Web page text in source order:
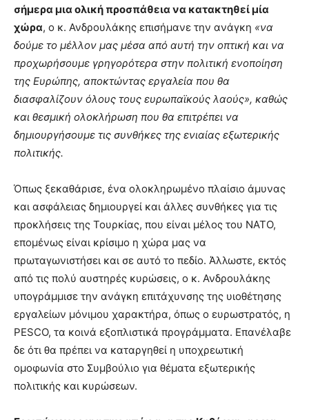
σήμερα μια ολική προσπάθεια να κατακτηθεί μία
χώρα, ο κ. Ανδρουλάκης επισήμανε την ανάγκη «να
δούμε το μέλλον μας μέσα από αυτή την οπτική και να
προχωρήσουμε γρηγορότερα στην πολιτική ενοποίηση
της Ευρώπης, αποκτώντας εργαλεία που θα
διασφαλίζουν όλους τους ευρωπαϊκούς λαούς», καθώς
και θεσμική ολοκλήρωση που θα επιτρέπει να
δημιουργήσουμε τις συνθήκες της ενιαίας εξωτερικής
πολιτικής.
Όπως ξεκαθάρισε, ένα ολοκληρωμένο πλαίσιο άμυνας
και ασφάλειας δημιουργεί και άλλες συνθήκες για τις
προκλήσεις της Τουρκίας, που είναι μέλος του ΝΑΤΟ,
επομένως είναι κρίσιμο η χώρα μας να
πρωταγωνιστήσει και σε αυτό το πεδίο. Άλλωστε, εκτός
από τις πολύ αυστηρές κυρώσεις, ο κ. Ανδρουλάκης
υπογράμμισε την ανάγκη επιτάχυνσης της υιοθέτησης
εργαλείων μόνιμου χαρακτήρα, όπως ο ευρωστρατός, η
PESCO, τα κοινά εξοπλιστικά προγράμματα. Επανέλαβε
δε ότι θα πρέπει να καταργηθεί η υποχρεωτική
ομοφωνία στο Συμβούλιο για θέματα εξωτερικής
πολιτικής και κυρώσεων.